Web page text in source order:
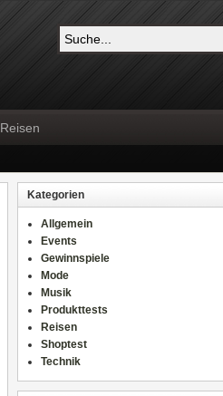
Reisen
Kategorien
Allgemein
Events
Gewinnspiele
Mode
Musik
Produkttests
Reisen
Shoptest
Technik